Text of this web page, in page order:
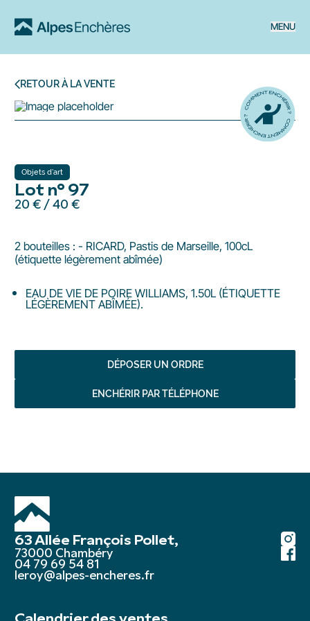
MENU
RETOUR À LA VENTE
Objets d'art
Lot n° 97
20 € /40 €
2 bouteilles : - RICARD, Pastis de Marseille, 100cL
(étiquette légèrement abîmée)
EAU DE VIE DE POIRE WILLIAMS, 1.50L (ÉTIQUETTE
LÉGÈREMENT ABÎMÉE).
DÉPOSER UN ORDRE
ENCHÉRIR PAR TÉLÉPHONE
63 Allée François Pollet,
73000 Chambéry
04 79 69 54 81
leroy@alpes-encheres.fr
Calendrier des ventes